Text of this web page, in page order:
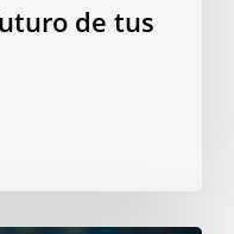
de tus